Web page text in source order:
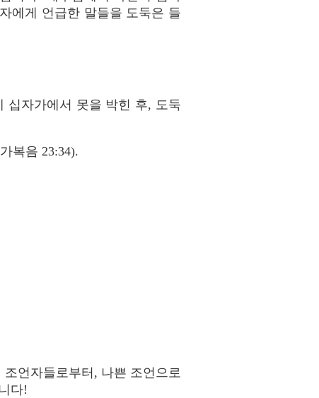
에게 언급한 말들을 도둑은 들
십자가에서 못을 박힌 후, 도둑
복음 23:34).
언자들로부터, 나쁜 조언으로
다!